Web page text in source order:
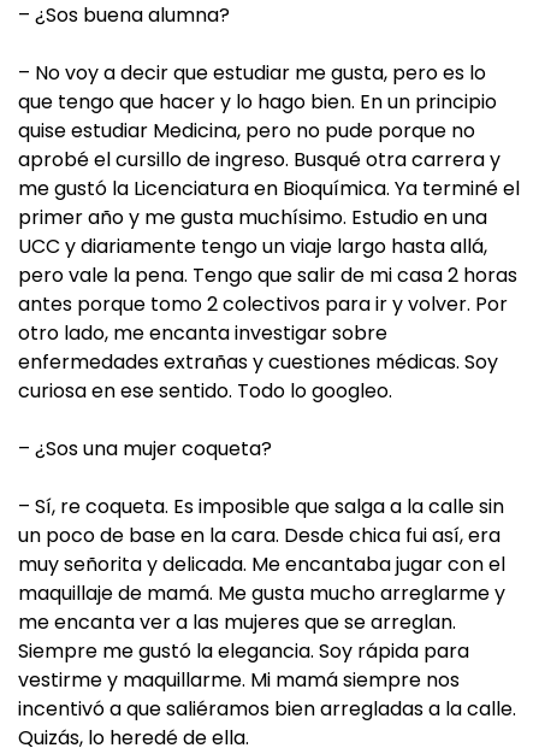
– ¿Sos buena alumna?
– No voy a decir que estudiar me gusta, pero es lo
que tengo que hacer y lo hago bien. En un principio
quise estudiar Medicina, pero no pude porque no
aprobé el cursillo de ingreso. Busqué otra carrera y
me gustó la Licenciatura en Bioquímica. Ya terminé el
primer año y me gusta muchísimo. Estudio en una
UCC y diariamente tengo un viaje largo hasta allá,
pero vale la pena. Tengo que salir de mi casa 2 horas
antes porque tomo 2 colectivos para ir y volver. Por
otro lado, me encanta investigar sobre
enfermedades extrañas y cuestiones médicas. Soy
curiosa en ese sentido. Todo lo googleo.
– ¿Sos una mujer coqueta?
– Sí, re coqueta. Es imposible que salga a la calle sin
un poco de base en la cara. Desde chica fui así, era
muy señorita y delicada. Me encantaba jugar con el
maquillaje de mamá. Me gusta mucho arreglarme y
me encanta ver a las mujeres que se arreglan.
Siempre me gustó la elegancia. Soy rápida para
vestirme y maquillarme. Mi mamá siempre nos
incentivó a que saliéramos bien arregladas a la calle.
Quizás, lo heredé de ella.